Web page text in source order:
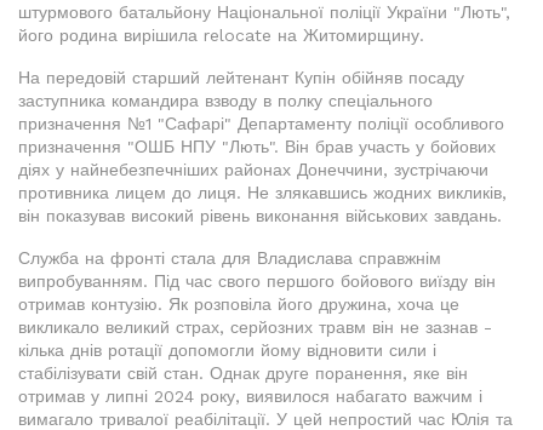
штурмового батальйону Національної поліції України "Лють",
його родина вирішила relocate на Житомирщину.
На передовій старший лейтенант Купін обійняв посаду
заступника командира взводу в полку спеціального
призначення №1 "Сафарі" Департаменту поліції особливого
призначення "ОШБ НПУ "Лють". Він брав участь у бойових
діях у найнебезпечніших районах Донеччини, зустрічаючи
противника лицем до лиця. Не злякавшись жодних викликів,
він показував високий рівень виконання військових завдань.
Служба на фронті стала для Владислава справжнім
випробуванням. Під час свого першого бойового виїзду він
отримав контузію. Як розповіла його дружина, хоча це
викликало великий страх, серйозних травм він не зазнав -
кілька днів ротації допомогли йому відновити сили і
стабілізувати свій стан. Однак друге поранення, яке він
отримав у липні 2024 року, виявилося набагато важчим і
вимагало тривалої реабілітації. У цей непростий час Юлія та